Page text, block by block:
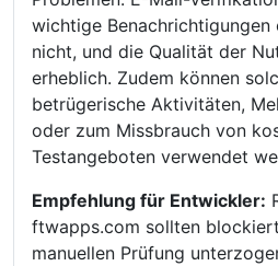
wichtige Benachrichtigungen
nicht, und die Qualität der
erheblich. Zudem können
betrügerische Aktivitäten,
oder zum Missbrauch von
Testangeboten verwendet
Empfehlung für Entwickler:
ftwapps.com sollten
manuellen Prüfung